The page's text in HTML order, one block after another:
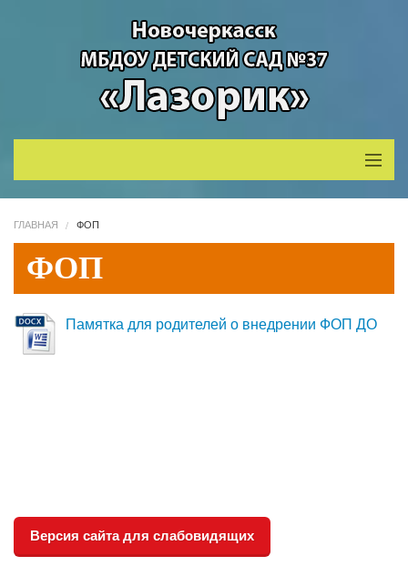
Главная
Сведения об образовательной организации
Для Вас, родители
Инновации в детском саду
Безопасность
ГЛАВНАЯ ФОП
ФОП
Памятка для родителей о внедрении ФОП ДО
Версия сайта для слабовидящих